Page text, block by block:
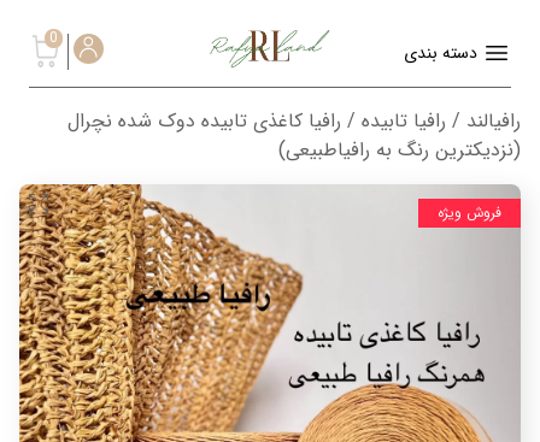
دسته بندی
0
رافیالند / رافیا تابیده / رافیا کاغذی تابیده دوک شده نچرال
(نزدیکترین رنگ به رافیاطبیعی)
فروش ویژه